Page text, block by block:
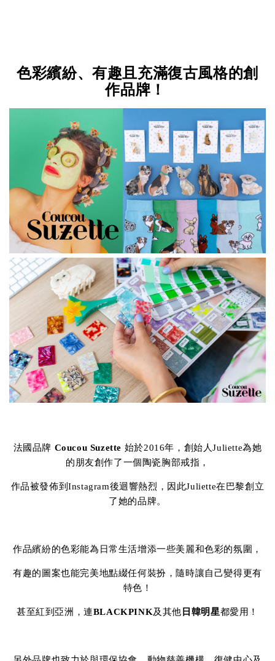
色彩繽紛、有趣且充滿復古風格的創
作品牌！
法國品牌 Coucou Suzette 始於2016年，創始人Juliette為她
的朋友創作了一個陶瓷胸部戒指，
作品被發佈到Instagram後迴響熱烈，因此Juliette在巴黎創立
了她的品牌。
作品繽紛的色彩能為日常生活增添一些美麗和色彩的氛圍，
有趣的圖案也能完美地點綴任何裝扮，隨時讓自己變得更有
特色！
甚至紅到亞洲，連BLACKPINK及其他 日韓明星都愛用！